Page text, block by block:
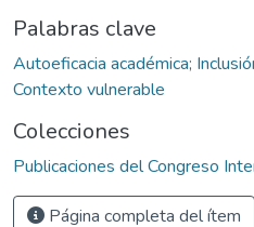
Palabras clave
Autoeficacia académica;
Contexto vulnerable
Colecciones
Publicaciones del Congreso
Página completa del ítem